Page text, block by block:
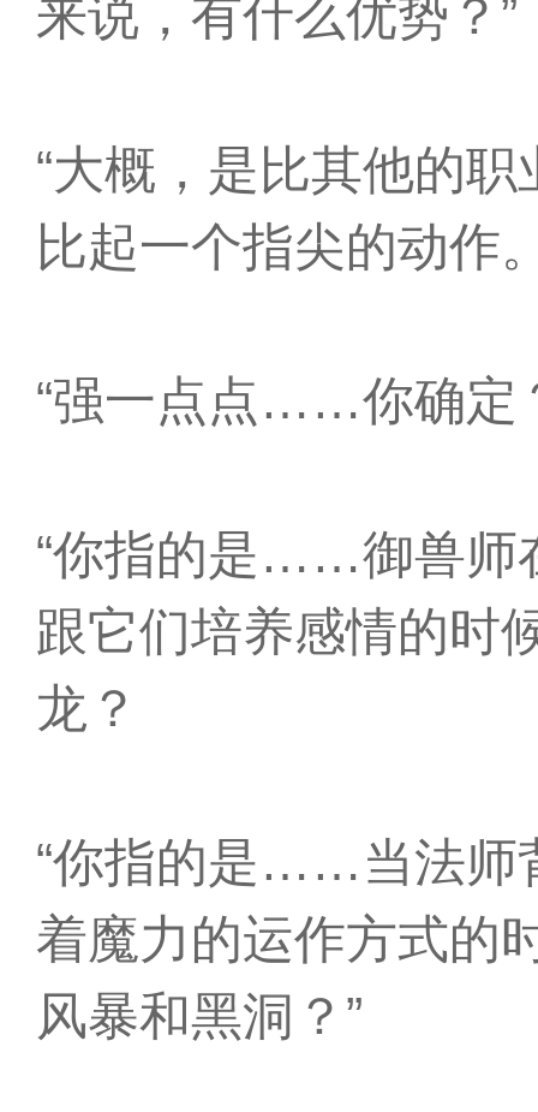
来说，有什么优势？”
“大概，是比其他的
比起一个指尖的动作
“强一点点……你确定
“你指的是……御兽师
跟它们培养感情的时
龙？
“你指的是……当法师
着魔力的运作方式的
风暴和黑洞？”